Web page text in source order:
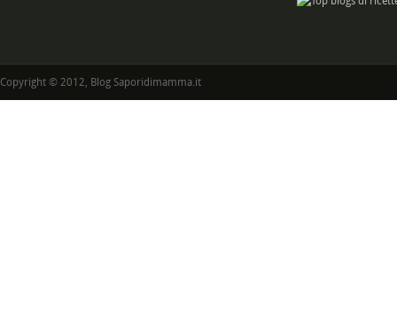
Copyright © 2012, Blog Saporidimamma.it